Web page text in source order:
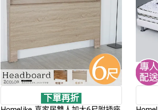
下單再折